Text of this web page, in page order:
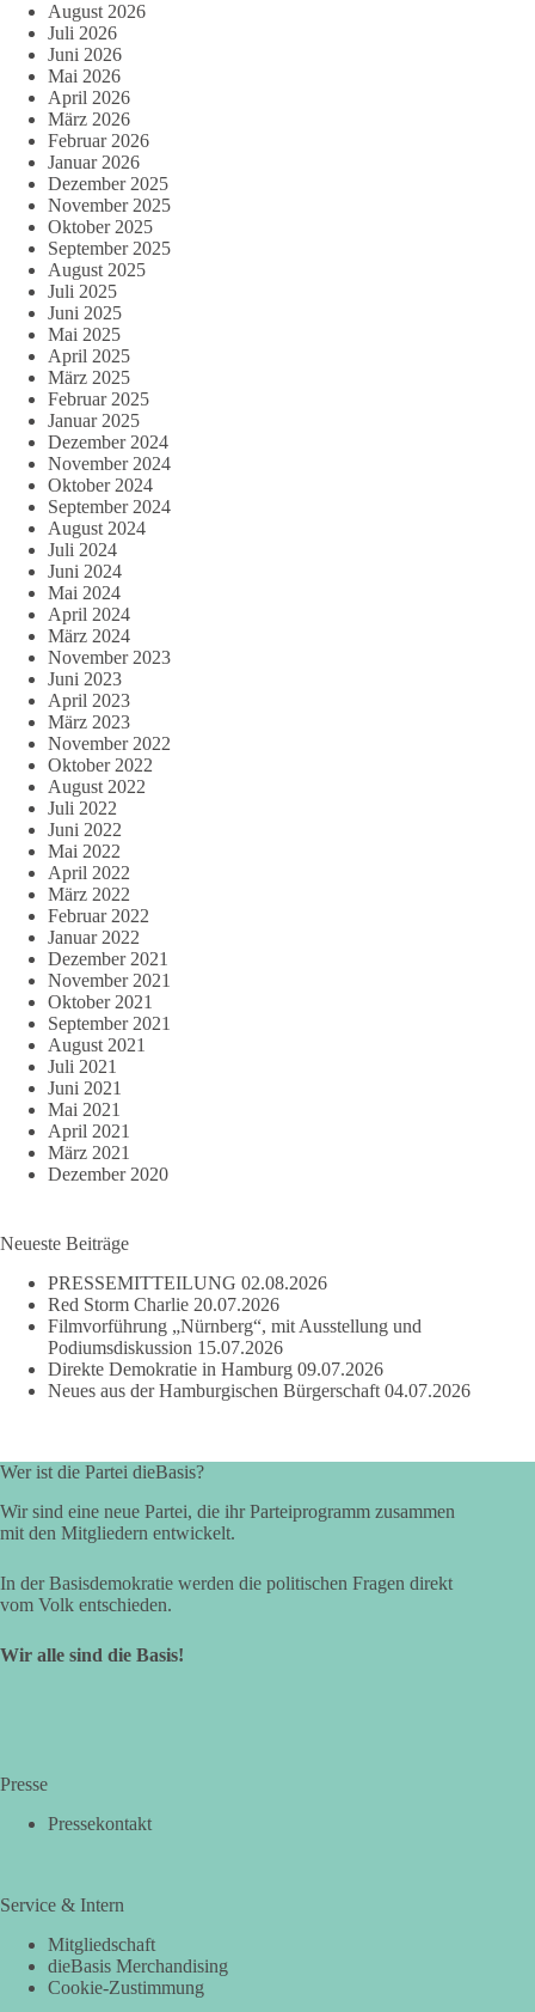
August 2026
Juli 2026
Juni 2026
Mai 2026
April 2026
März 2026
Februar 2026
Januar 2026
Dezember 2025
November 2025
Oktober 2025
September 2025
August 2025
Juli 2025
Juni 2025
Mai 2025
April 2025
März 2025
Februar 2025
Januar 2025
Dezember 2024
November 2024
Oktober 2024
September 2024
August 2024
Juli 2024
Juni 2024
Mai 2024
April 2024
März 2024
November 2023
Juni 2023
April 2023
März 2023
November 2022
Oktober 2022
August 2022
Juli 2022
Juni 2022
Mai 2022
April 2022
März 2022
Februar 2022
Januar 2022
Dezember 2021
November 2021
Oktober 2021
September 2021
August 2021
Juli 2021
Juni 2021
Mai 2021
April 2021
März 2021
Dezember 2020
Neueste Beiträge
PRESSEMITTEILUNG 02.08.2026
Red Storm Charlie 20.07.2026
Filmvorführung „Nürnberg“, mit Ausstellung und
Podiumsdiskussion 15.07.2026
Direkte Demokratie in Hamburg 09.07.2026
Neues aus der Hamburgischen Bürgerschaft 04.07.2026
Wer ist die Partei dieBasis?
Wir sind eine neue Partei, die ihr Parteiprogramm zusammen
mit den Mitgliedern entwickelt.
In der Basisdemokratie werden die politischen Fragen direkt
vom Volk entschieden.
Wir alle sind die Basis!
Presse
Pressekontakt
Service & Intern
Mitgliedschaft
dieBasis Merchandising
Cookie-Zustimmung